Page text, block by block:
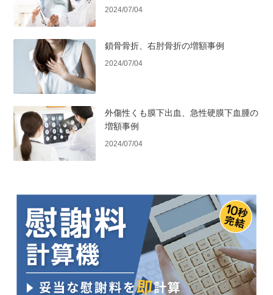
2024/07/04
鎖骨骨折、右肘骨折の増額事例
2024/07/04
外傷性くも膜下出血、急性硬膜下血腫の
増額事例
2024/07/04